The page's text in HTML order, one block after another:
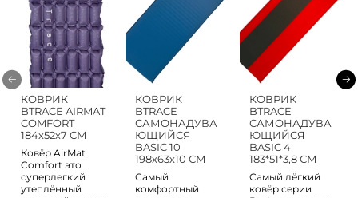
КОВРИК
BTRACE AIRMAT
COMFORT
184х52х7 СМ
Ковёр AirMat
Comfort это
суперлегкий
утеплённый
КОВРИК
BTRACE
САМОНАДУВА
ЮЩИЙСЯ
BASIC 10
198х63х10 СМ
Самый
комфортный
КОВРИК
BTRACE
САМОНАДУВА
ЮЩИЙСЯ
BASIC 4
183*51*3,8 СМ
Самый лёгкий
ковёр серии